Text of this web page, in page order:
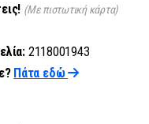
(Με πιστωτική κάρτα)
2118001943
Πάτα εδώ